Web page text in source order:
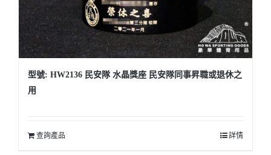
型號: HW2136 民安隊 水晶獎座 民安隊同事昇職或退休之
用
查詢產品 詳情